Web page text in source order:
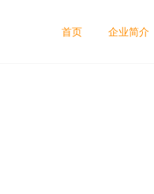
首页 企业简介